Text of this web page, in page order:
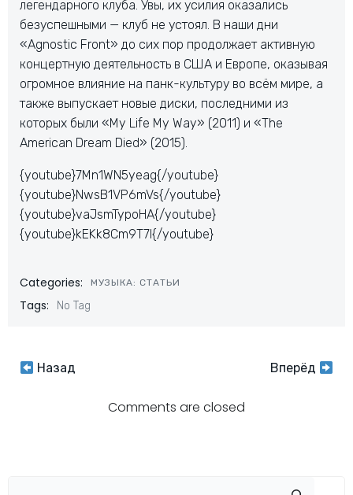
легендарного клуба. Увы, их усилия оказались
безуспешными — клуб не устоял. В наши дни
«Agnostic Front» до сих пор продолжает активную
концертную деятельность в США и Европе, оказывая
огромное влияние на панк-культуру во всём мире, а
также выпускает новые диски, последними из
которых были «My Life My Way» (2011) и «The
American Dream Died» (2015).
{youtube}7Mn1WN5yeag{/youtube}
{youtube}NwsB1VP6mVs{/youtube}
{youtube}vaJsmTypoHA{/youtube}
{youtube}kEKk8Cm9T7I{/youtube}
Categories: МУЗЫКА: СТАТЬИ
Tags: No Tag
Навигация
Назад
Навигация
по
Вперёд
Comments are closed